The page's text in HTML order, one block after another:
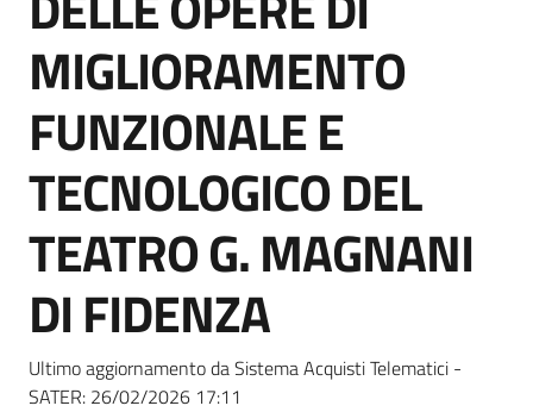
Piattaforme
telematiche
English
site
MIGLIORAMENTO
FUNZIONALE E
TECNOLOGICO DEL
TEATRO G. MAGNANI
DI FIDENZA
Ultimo aggiornamento da Sistema Acquisti Telematici -
SATER: 26/02/2026 17:11